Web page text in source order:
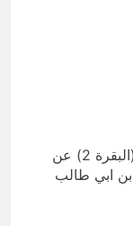
وفصائلها
بسم الله الرحمن الرحيم “هدى للمتقين” (البقرة 2) عن
بن ابي طالب